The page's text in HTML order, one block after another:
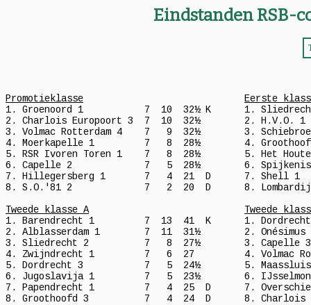
Eindstanden RSB-
Promotieklasse
Eerste
1. Groenoord 1           7  10  32½ K      1.
2. Charlois Europoort 3  7  10  32½        2. H.V.O.
3. Volmac Rotterdam 4    7   9  32½        3.
4. Moerkapelle 1         7   8  28½        4.
5. RSR Ivoren Toren 1    7   8  28½        5. Het
6. Capelle 2             7   5  28½        6.
7. Hillegersberg 1       7   4  21  D      7. Shell
8. S.O.'81 2             7   2  20  D      8.
Tweede klasse A
Tweede
1. Barendrecht 1         7  13  41  K      1.
2. Alblasserdam 1        7  11  31½        2.
3. Sliedrecht 2          7   8  27½        3.
4. Zwijndrecht 1         7   6  27         4. Volmac
5. Dordrecht 3           7   5  24½        5.
6. Jugoslavija 1         7   5  23½        6.
7. Papendrecht 1         7   4  25  D      7.
8. Groothoofd 3          7   4  24  D      8. Charlois